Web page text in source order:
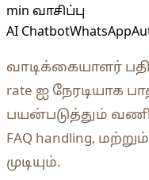
min வாசிப்பு
AI ChatbotWhatsApp
வாடிக்கையாளர்
rate ஐ நேரடியாக
பயன்படுத்தும்
FAQ handling,
முடியும்.